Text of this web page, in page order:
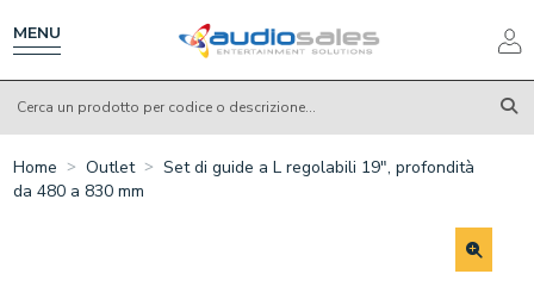
contenuto
principale
MENU
Home Outlet
Set di guide a L regolabili 19", profondità
da 480 a 830 mm